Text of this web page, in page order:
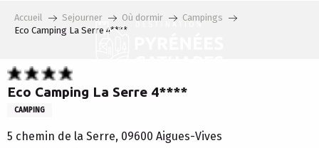
Accueil Sejourner Où dormir
Campings
Eco Camping La Serre 4****
Eco Camping La Serre 4****
CAMPING
5 chemin de la Serre, 09600 Aigues-Vives